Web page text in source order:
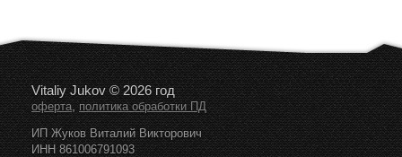
Vitaliy Jukov © 2026 год
оферта,политика обработки ПД
ИП Жуков Виталий Викторович
ИНН 861006791093